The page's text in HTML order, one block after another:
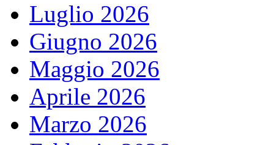
Luglio 2026
Giugno 2026
Maggio 2026
Aprile 2026
Marzo 2026